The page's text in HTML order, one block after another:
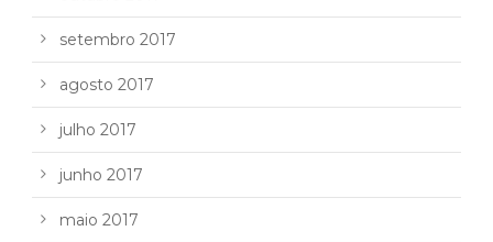
setembro 2017
agosto 2017
julho 2017
junho 2017
maio 2017